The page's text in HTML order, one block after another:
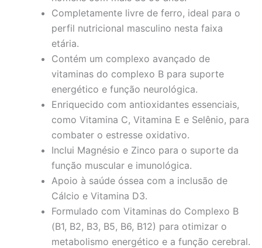
Completamente livre de ferro, ideal para o
perfil nutricional masculino nesta faixa
etária.
Contém um complexo avançado de
vitaminas do complexo B para suporte
energético e função neurológica.
Enriquecido com antioxidantes essenciais,
como Vitamina C, Vitamina E e Selênio, para
combater o estresse oxidativo.
Inclui Magnésio e Zinco para o suporte da
função muscular e imunológica.
Apoio à saúde óssea com a inclusão de
Cálcio e Vitamina D3.
Formulado com Vitaminas do Complexo B
(B1, B2, B3, B5, B6, B12) para otimizar o
metabolismo energético e a função cerebral.